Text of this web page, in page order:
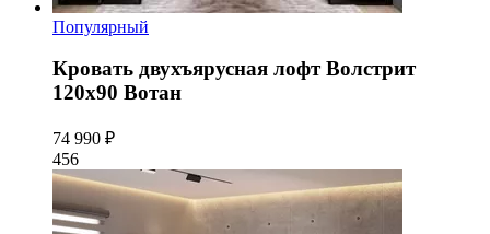
Популярный
Кровать двухъярусная лофт Волстрит
120x90 Вотан
74 990 ₽
456